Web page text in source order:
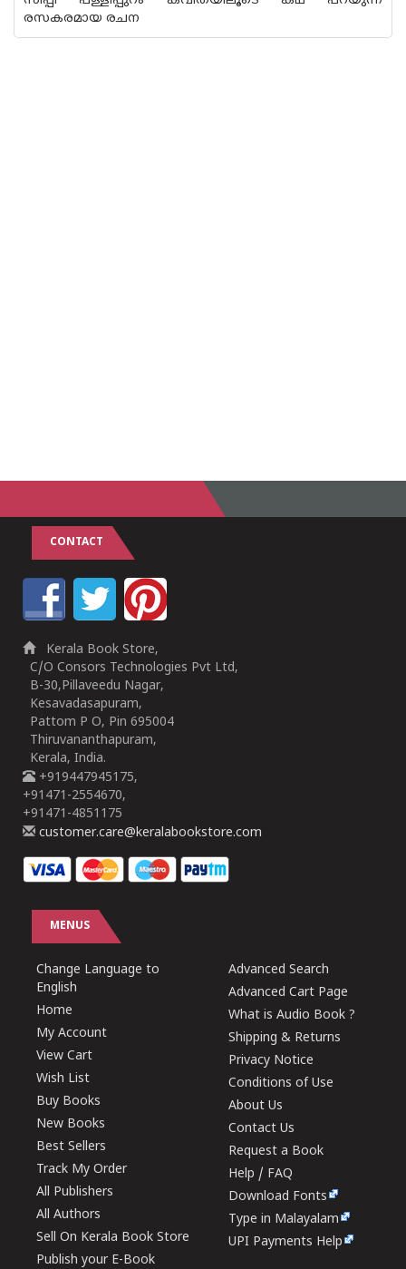
രസകരമായ രചന
CONTACT
Kerala Book Store,
C/O Consors Technologies Pvt Ltd,
B-30,Pillaveedu Nagar,
Kesavadasapuram,
Pattom P O, Pin 695004
Thiruvananthapuram,
Kerala, India.
+919447945175,
+91471-2554670,
+91471-4851175
customer.care@keralabookstore.com
MENUS
Change Language to
English
Home
My Account
View Cart
Wish List
Buy Books
New Books
Best Sellers
Track My Order
All Publishers
All Authors
Sell On Kerala Book Store
Publish your E-Book
Advanced Search
Advanced Cart Page
What is Audio Book ?
Shipping & Returns
Privacy Notice
Conditions of Use
About Us
Contact Us
Request a Book
Help / FAQ
Download Fonts
Type in Malayalam
UPI Payments Help